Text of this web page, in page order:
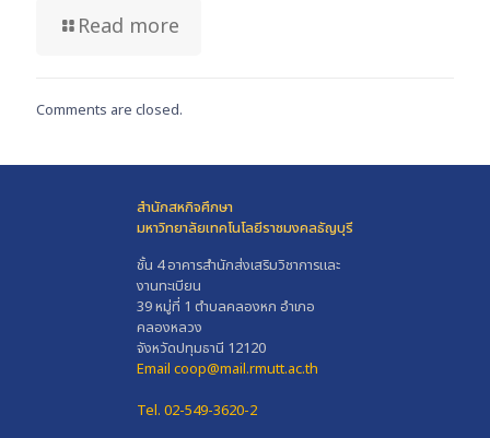
Read more
Comments are closed.
สำนักสหกิจศึกษา
มหาวิทยาลัยเทคโนโลยีราชมงคลธัญบุรี
ชั้น 4 อาคารสำนักส่งเสริมวิชาการและ
งานทะเบียน
39 หมู่ที่ 1 ตำบลคลองหก อำเภอ
คลองหลวง
จังหวัดปทุมธานี 12120
Email coop@mail.rmutt.ac.th
Tel. 02-549-3620-2